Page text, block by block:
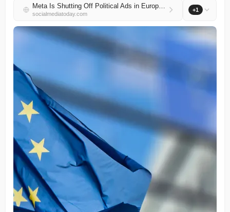
Meta Is Shutting Off Political Ads in Europe This Week
socialmediatoday.com
+1